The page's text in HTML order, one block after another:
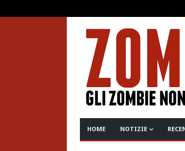
HOME NOTIZIE